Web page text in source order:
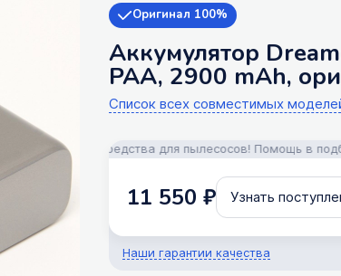
Оригинал 100%
Аккумулятор
PAA, 2900 mAh,
Список всех совместимых
моющие средства для пылесосов! Помощь в подборе!
11 550 ₽ Узнать
Наши гарантии качества